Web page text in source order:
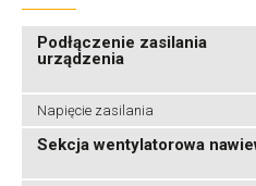
Podłączenie zasilania
urządzenia
Napięcie zasilania
Sekcja wentylatorowa